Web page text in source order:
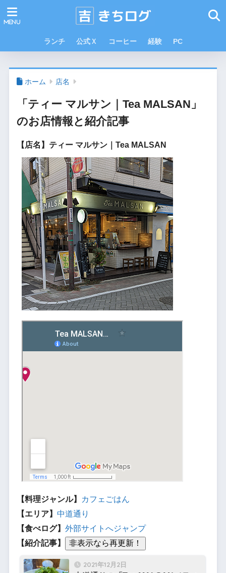
ランチ 公式Ｘ コーヒー 経験 PC
ホーム 店名
「ティー マルサン｜Tea MALSAN」
のお店情報と紹介記事
【店名】ティー マルサン｜Tea MALSAN
【料理ジャンル】
カフェごはん
【エリア】 中道通り
【食べログ】 外部サイトへジャンプ
【紹介記事】
2021年12月2日